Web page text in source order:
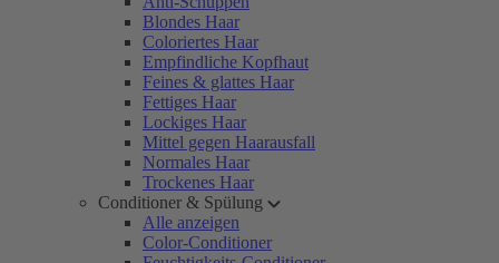
Blondes Haar
Coloriertes Haar
Empfindliche Kopfhaut
Feines & glattes Haar
Fettiges Haar
Lockiges Haar
Mittel gegen Haarausfall
Normales Haar
Trockenes Haar
Conditioner & Spülung
Alle anzeigen
Color-Conditioner